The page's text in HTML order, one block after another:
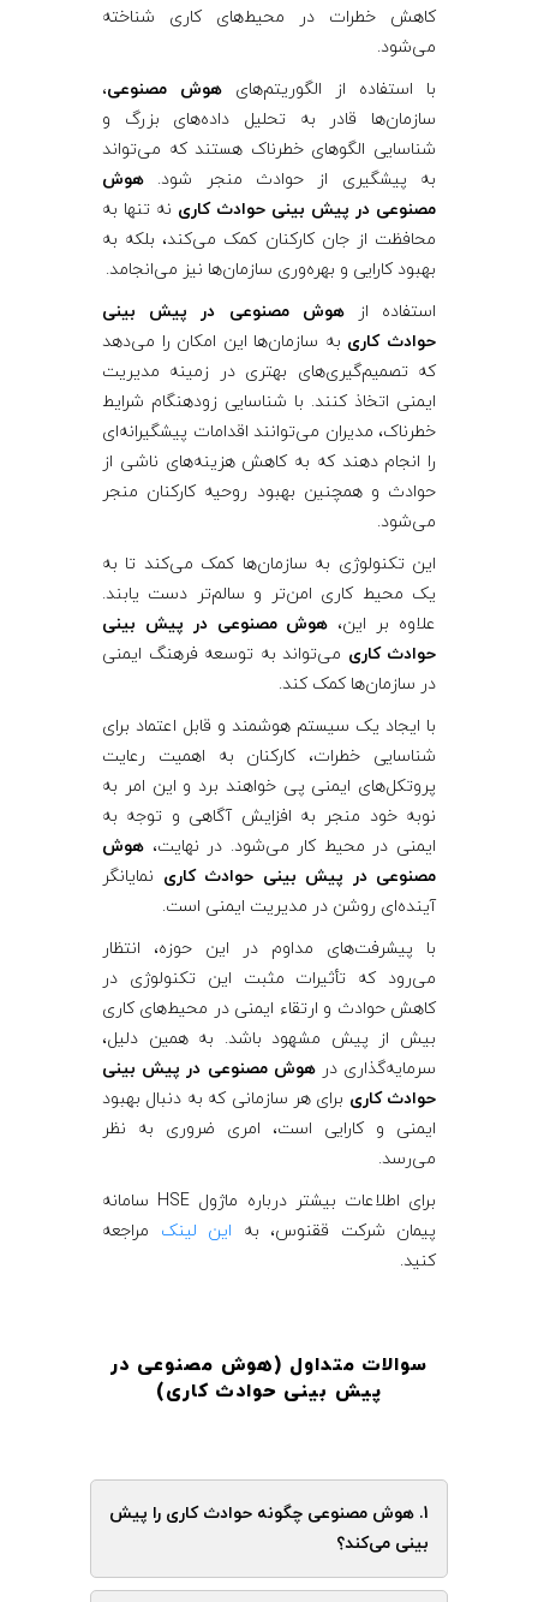
کاهش خطرات در محیط‌های کاری شناخته
می‌شود.
با استفاده از الگوریتم‌های هوش مصنوعی،
سازمان‌ها قادر به تحلیل داده‌های بزرگ و
شناسایی الگوهای خطرناک هستند که می‌تواند
به پیشگیری از حوادث منجر شود. هوش
مصنوعی در پیش بینی حوادث کاری نه تنها به
محافظت از جان کارکنان کمک می‌کند، بلکه به
بهبود کارایی و بهره‌وری سازمان‌ها نیز می‌انجامد.
استفاده ازهوش مصنوعی در پیش بینی
حوادث کاری به سازمان‌ها این امکان را می‌دهد
که تصمیم‌گیری‌های بهتری در زمینه مدیریت
ایمنی اتخاذ کنند. با شناسایی زودهنگام شرایط
خطرناک، مدیران می‌توانند اقدامات پیشگیرانه‌ای
را انجام دهند که به کاهش هزینه‌های ناشی از
حوادث و همچنین بهبود روحیه کارکنان منجر
می‌شود.
این تکنولوژی به سازمان‌ها کمک می‌کند تا به
یک محیط کاری امن‌تر و سالم‌تر دست یابند.
علاوه بر این، هوش مصنوعی در پیش بینی
حوادث کاری می‌تواند به توسعه فرهنگ ایمنی
در سازمان‌ها کمک کند.
با ایجاد یک سیستم هوشمند و قابل اعتماد برای
شناسایی خطرات، کارکنان به اهمیت رعایت
پروتکل‌های ایمنی پی خواهند برد و این امر به
نوبه خود منجر به افزایش آگاهی و توجه به
ایمنی در محیط کار می‌شود. در نهایت، هوش
مصنوعی در پیش بینی حوادث کاری نمایانگر
آینده‌ای روشن در مدیریت ایمنی است.
با پیشرفت‌های مداوم در این حوزه، انتظار
می‌رود که تأثیرات مثبت این تکنولوژی در
کاهش حوادث و ارتقاء ایمنی در محیط‌های کاری
بیش از پیش مشهود باشد. به همین دلیل،
سرمایه‌گذاری درهوش مصنوعی در پیش بینی
حوادث کاری برای هر سازمانی که به دنبال بهبود
ایمنی و کارایی است، امری ضروری به نظر
می‌رسد.
برای اطلاعات بیشتر درباره ماژول HSE سامانه
پیمان شرکت ققنوس، به این لینک مراجعه
کنید.
سوالات متداول (هوش مصنوعی در
پیش بینی حوادث کاری)
1. هوش مصنوعی چگونه حوادث کاری را پیش
بینی می‌کند؟